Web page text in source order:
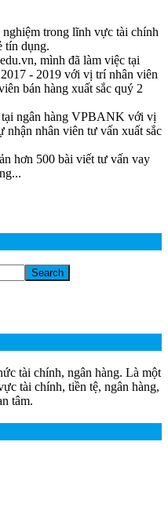
trong lĩnh vực tài chính
tín dụng.
mình đã làm việc tại
- 2019 với vị trí nhân viên
bán hàng xuất sắc quý 2
ngân hàng VPBANK với vị
nhân viên tư vấn xuất sắc
hơn 500 bài viết tư vấn vay
tài chính, ngân hàng. Là một
tài chính, tiền tệ, ngân hàng,
tâm.